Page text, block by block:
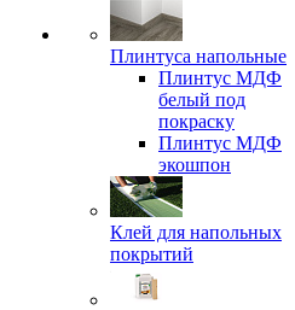
Плинтуса напольные
Плинтус МДФ
белый под
покраску
Плинтус МДФ
экошпон
Клей для напольных
покрытий